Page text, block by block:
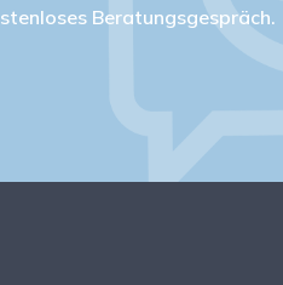
Beratungsgespräch.